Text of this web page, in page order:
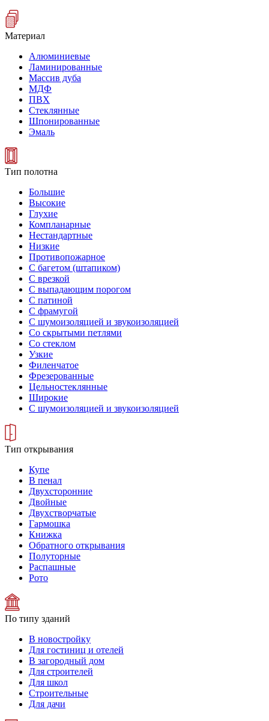
Материал
Алюминиевые
Ламинированные
Массив дуба
МДФ
ПВХ
Стеклянные
Шпонированные
Эмаль
Тип полотна
Большие
Высокие
Глухие
Компланарные
Нестандартные
Низкие
Противопожарное
С багетом (штапиком)
С врезкой
С выпадающим порогом
С патиной
С фрамугой
С шумоизоляцией и звукоизоляцией
Со скрытыми петлями
Со стеклом
Узкие
Филенчатое
Фрезерованные
Цельностеклянные
Широкие
С шумоизоляцией и звукоизоляцией
Тип открывания
Купе
В пенал
Двухсторонние
Двойные
Двухстворчатые
Гармошка
Книжка
Обратного открывания
Полуторные
Распашные
Рото
По типу зданий
В новостройку
Для гостиниц и отелей
В загородный дом
Для строителей
Для школ
Строительные
Для дачи